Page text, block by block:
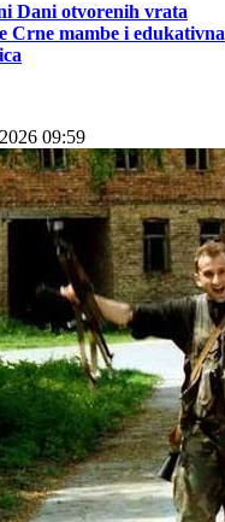
Dani otvorenih vrata
Crne mambe i edukativna
09:59